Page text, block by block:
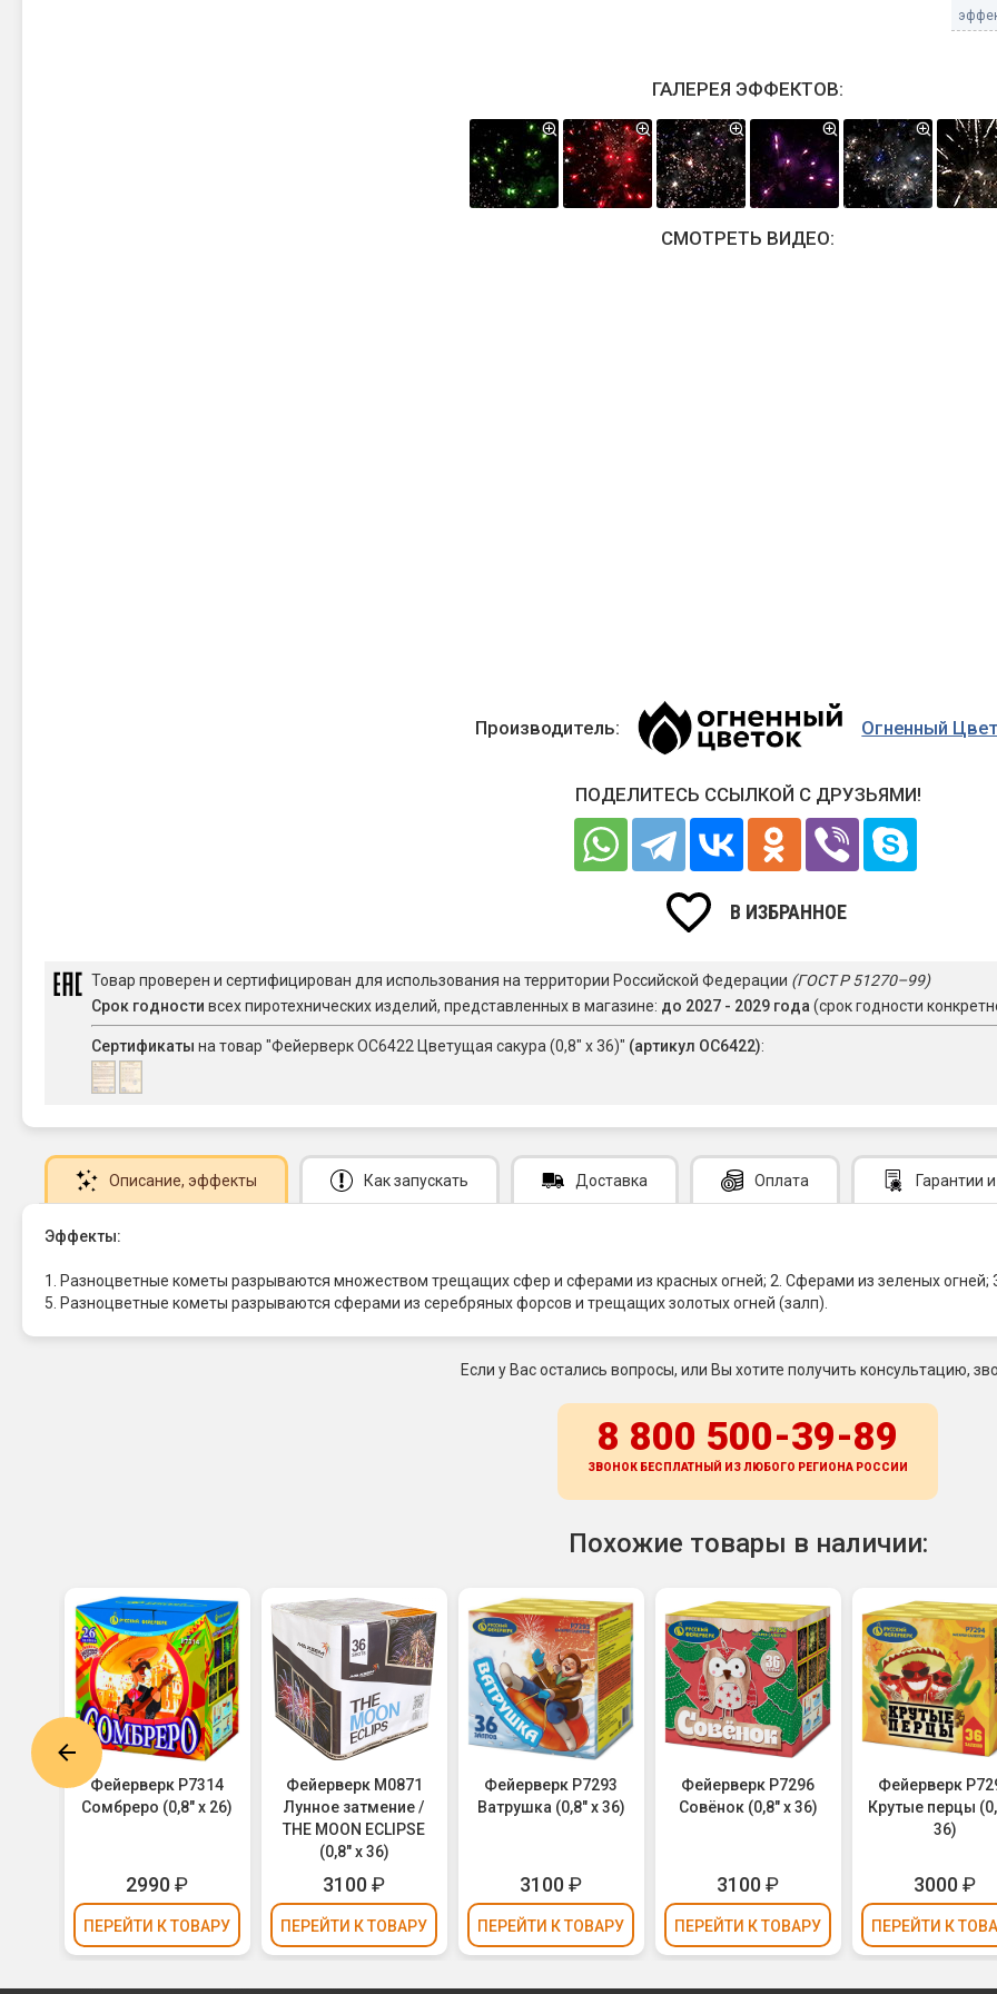
ГАЛЕРЕЯ ЭФФЕКТОВ:
СМОТРЕТЬ ВИДЕО:
Производитель: Огненный
ПОДЕЛИТЕСЬ ССЫЛКОЙ С ДРУЗЬЯМИ!
В ИЗБРАННОЕ
Товар проверен и сертифицирован для использования на территории Российской Федерации (ГОСТ Р 51270–99)
Срок годности всех пиротехнических изделий, представленных в магазине: до 2027 - 2029 года (срок годности
Сертификаты на товар "Фейерверк ОС6422 Цветущая сакура (0,8" х 36)" (артикул ОС6422):
Описание, эффекты Как запускать Доставка Оплата Гарантии
Эффекты:
1. Разноцветные кометы разрываются множеством трещащих сфер и сферами из красных огней; 2. Сферами из зеленых
5. Разноцветные кометы разрываются сферами из серебряных форсов и трещащих золотых огней (залп).
Если у Вас остались вопросы, или Вы хотите получить консультацию,
8 800 500-39-89
ЗВОНОК БЕСПЛАТНЫЙ ИЗ ЛЮБОГО РЕГИОНА РОССИИ
Похожие товары в наличии:
Фейерверк Р7314
Сомбреро (0,8" х 26)
2990₽
ПЕРЕЙТИ К ТОВАРУ
Фейерверк M0871
Лунное затмение /
THE MOON ECLIPSE
(0,8" х 36)
3100₽
ПЕРЕЙТИ К ТОВАРУ
Фейерверк Р7293
Ватрушка (0,8" х 36)
3100₽
ПЕРЕЙТИ К ТОВАРУ
Фейерверк Р7296
Совёнок (0,8" х 36)
3100₽
ПЕРЕЙТИ К ТОВАРУ
Фейерверк
Крутые перцы
36)
3000₽
ПЕРЕЙТИ К